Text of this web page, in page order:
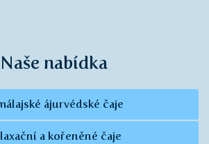
Naše nabídka
ájurvédské čaje
a kořeněné čaje